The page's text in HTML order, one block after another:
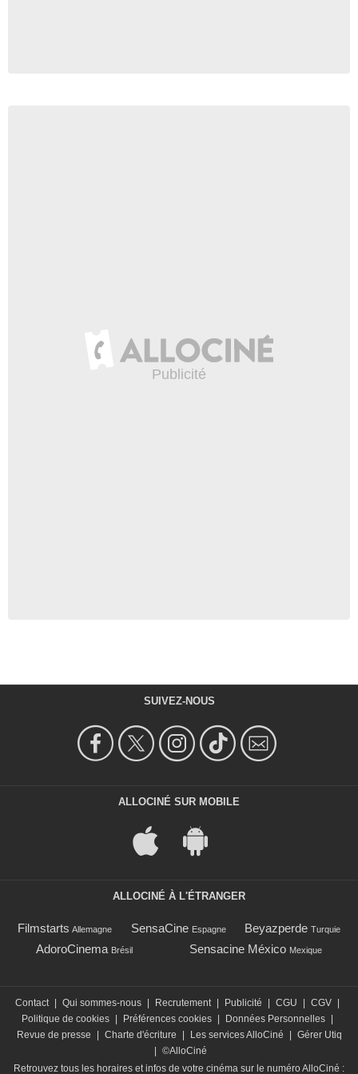
SUIVEZ-NOUS
ALLOCINÉ SUR MOBILE
ALLOCINÉ À L'ÉTRANGER
Filmstarts Allemagne SensaCine Espagne Beyazperde Turquie
AdoroCinema Brésil Sensacine México Mexique
Contact | Qui sommes-nous | Recrutement | Publicité | CGU | CGV |
Politique de cookies | Préférences cookies | Données Personnelles |
Revue de presse
| Charte d'écriture | Les services AlloCiné | Gérer Utiq
| ©AlloCiné
Retrouvez tous les horaires et infos de votre cinéma sur le numéro AlloCiné :